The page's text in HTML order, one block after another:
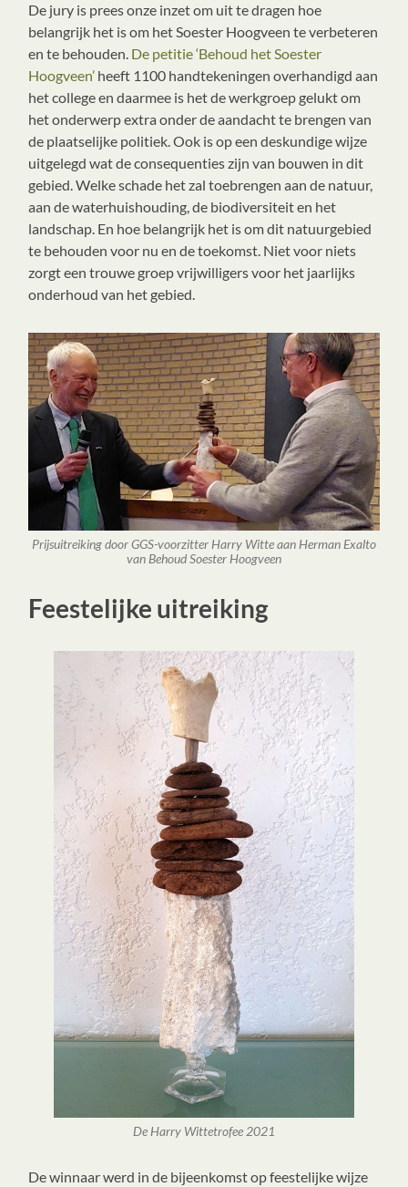
De jury is prees onze inzet om uit te dragen hoe
belangrijk het is om het Soester Hoogveen te verbeteren
en te behouden. De petitie ‘Behoud het Soester
Hoogveen’ heeft 1100 handtekeningen overhandigd aan
het college en daarmee is het de werkgroep gelukt om
het onderwerp extra onder de aandacht te brengen van
de plaatselijke politiek. Ook is op een deskundige wijze
uitgelegd wat de consequenties zijn van bouwen in dit
gebied. Welke schade het zal toebrengen aan de natuur,
aan de waterhuishouding, de biodiversiteit en het
landschap. En hoe belangrijk het is om dit natuurgebied
te behouden voor nu en de toekomst. Niet voor niets
zorgt een trouwe groep vrijwilligers voor het jaarlijks
onderhoud van het gebied.
Prijsuitreiking door GGS-voorzitter Harry Witte aan Herman Exalto
van Behoud Soester Hoogveen
Feestelijke uitreiking
De Harry Wittetrofee 2021
De winnaar werd in de bijeenkomst op feestelijke wijze